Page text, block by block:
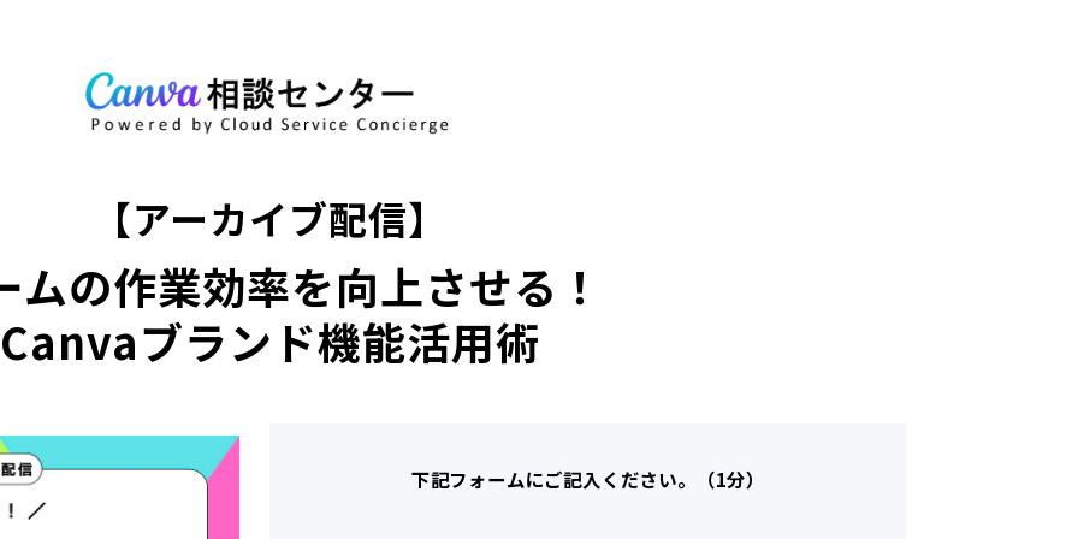
【アーカイブ配信】
ムの作業効率を向上させる！
Canvaブランド機能活用術
下記フォームにご記入ください。（1分）